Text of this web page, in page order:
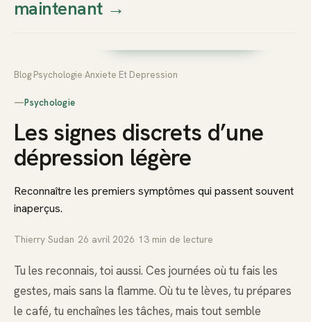
Thierry
Prendre rendez-vous dès
maintenant→
Blog Psychologie Anxiete Et Depression
—Psychologie
Les signes discrets d’une
dépression légère
Reconnaître les premiers symptômes qui passent souvent
inaperçus.
Thierry Sudan 26 avril 2026 13 min de lecture
Tu les reconnais, toi aussi. Ces journées où tu fais les
gestes, mais sans la flamme. Où tu te lèves, tu prépares
le café, tu enchaînes les tâches, mais tout semble